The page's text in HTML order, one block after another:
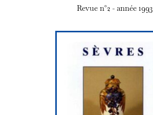
Revue n°2 - année 1993